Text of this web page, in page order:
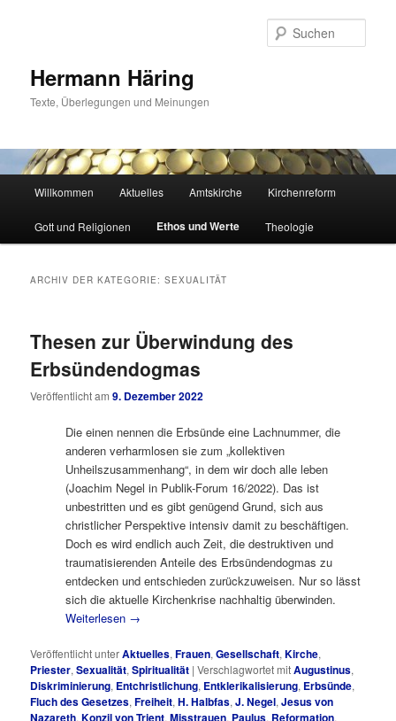
Hermann Häring
Texte, Überlegungen und Meinungen
Willkommen Aktuelles Amtskirche Kirchenreform
Gott und Religionen Ethos und Werte Theologie
ARCHIV DER KATEGORIE:SEXUALITÄT
Thesen zur Überwindung des
Erbsündendogmas
Veröffentlicht am9. Dezember 2022
Die einen nennen die Erbsünde eine Lachnummer, die
anderen verharmlosen sie zum „kollektiven
Unheilszusammenhang“, in dem wir doch alle leben
(Joachim Negel in Publik-Forum 16/2022). Das ist
unbestritten und es gibt genügend Grund, sich aus
christlicher Perspektive intensiv damit zu beschäftigen.
Doch es wird endlich auch Zeit, die destruktiven und
traumatisierenden Anteile des Erbsündendogmas zu
entdecken und entschieden zurückzuweisen. Nur so lässt
sich die aktuelle Kirchenkrise nachhaltig überwinden.
Weiterlesen →
Veröffentlicht unterAktuelles,Frauen,Gesellschaft,Kirche,
Priester,Sexualität,Spiritualität |Verschlagwortet mitAugustinus,
Diskriminierung, Entchristlichung, Entklerikalisierung, Erbsünde,
Fluch des Gesetzes,Freiheit,H. Halbfas,J. Negel,Jesus von
Nazareth,Konzil von Trient,Misstrauen, Paulus, Reformation,